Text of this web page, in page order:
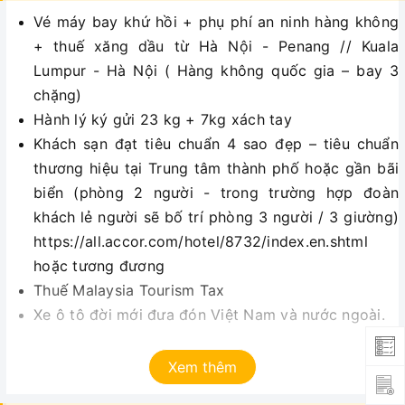
Vé máy bay khứ hồi + phụ phí an ninh hàng không
+ thuế xăng dầu từ Hà Nội - Penang // Kuala
Lumpur - Hà Nội ( Hàng không quốc gia – bay 3
chặng)
Hành lý ký gửi 23 kg + 7kg xách tay
Khách sạn đạt tiêu chuẩn 4 sao đẹp – tiêu chuẩn
thương hiệu tại Trung tâm thành phố hoặc gần bãi
biển (phòng 2 người - trong trường hợp đoàn
khách lẻ người sẽ bố trí phòng 3 người / 3 giường)
https://all.accor.com/hotel/8732/index.en.shtml
hoặc tương đương
Thuế Malaysia Tourism Tax
Xe ô tô đời mới đưa đón Việt Nam và nước ngoài.
Vé thắng cảnh theo như chương trình (vào cửa 1
Xem thêm